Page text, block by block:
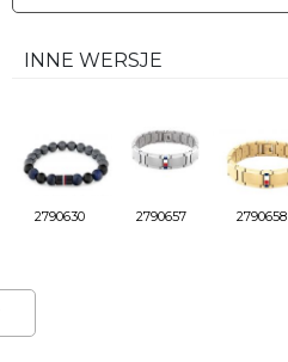
INNE WERSJE
2790630 2790657 2790658